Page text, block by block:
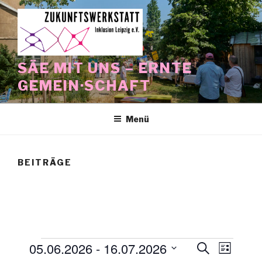
Zum
Inhalt
springen
SÄE MIT UNS – ERNTE
GEMEIN·SCHAFT
Menü
BEITRÄGE
Veranstaltungen
V
S
V
L
05.06.2026 - 16.07.2026